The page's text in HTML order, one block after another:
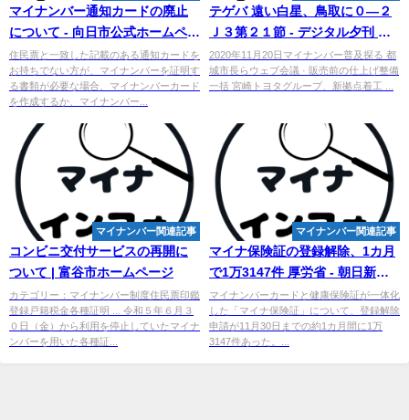
マイナンバー通知カードの廃止
について - 向日市公式ホームペー
ジ（市民課）
住民票と一致した記載のある通知カードを
お持ちでない方が、マイナンバーを証明す
る書類が必要な場合、マイナンバーカード
を作成するか、マイナンバー...
テゲバ 遠い白星、鳥取に０―２
Ｊ３第２１節 - デジタル夕刊 プ
レみや
2020年11月20日マイナンバー普及探る 都
城市長らウェブ会議 · 販売前の仕上げ整備
一括 宮崎トヨタグループ、新拠点着工 ...
マイナンバー関連記事
コンビニ交付サービスの再開に
ついて | 富谷市ホームページ
カテゴリー：マイナンバー制度住民票印鑑
登録戸籍税金各種証明 ... 令和５年６月３
０日（金）から利用を停止していたマイナ
ンバーを用いた各種証...
マイナンバー関連記事
マイナ保険証の登録解除、1カ月
で1万3147件 厚労省 - 朝日新聞
デジタル
マイナンバーカードと健康保険証が一体化
した「マイナ保険証」について、登録解除
申請が11月30日までの約1カ月間に1万
3147件あった。...